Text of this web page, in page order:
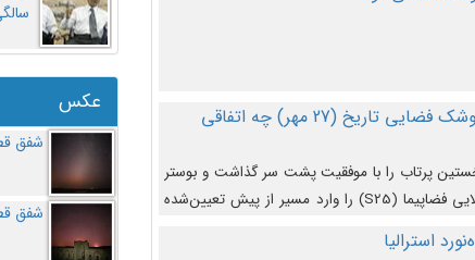
در دومین پرتاب آزمایشی بزرگترین موشک فضایی تاریخ (27 مهر‌) چه اتفاقی
پرتاب را با موفقیت پشت سر گذاشت و بوستر
(بخش پایینی) آن (B9) توانست بخش بالایی فضاپیما (S25) را وارد مسیر از پیش تعیین‌شده
آن جدا شود.
استرالیا
عکس
شفق
شفق